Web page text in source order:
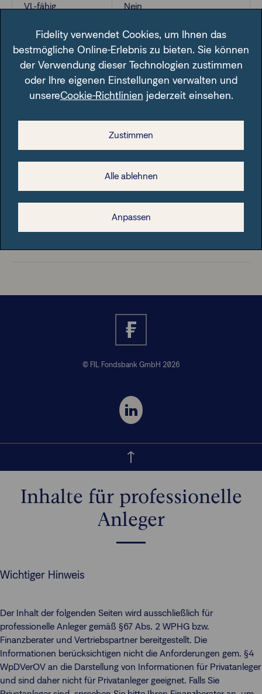
VL-fähig Nein
Rechtliche Hinweise
© FIL Fondsbank GmbH 2026
Inhalte für professionelle
Anleger
Wichtiger Hinweis
Der Inhalt der folgenden Seiten wird ausschließlich für
professionelle Anleger gemäß §67 Abs. 2 WPHG bzw.
Finanzberater und Vertriebspartner bereitgestellt. Die
Informationen berücksichtigen nicht die Anforderungen gem. §4
WpDVerOV an die Darstellung von Informationen für Privatanleger
und sind daher nicht für Privatanleger geeignet. Falls Sie
Fidelity verwendet Cookies, um Ihnen das
bestmögliche Online-Erlebnis zu bieten. Sie können
der Verwendung dieser Technologien zustimmen
oder Ihre eigenen Einstellungen verwalten und
unsereCookie-Richtlinien jederzeit einsehen.
Zustimmen
Alle ablehnen
Anpassen